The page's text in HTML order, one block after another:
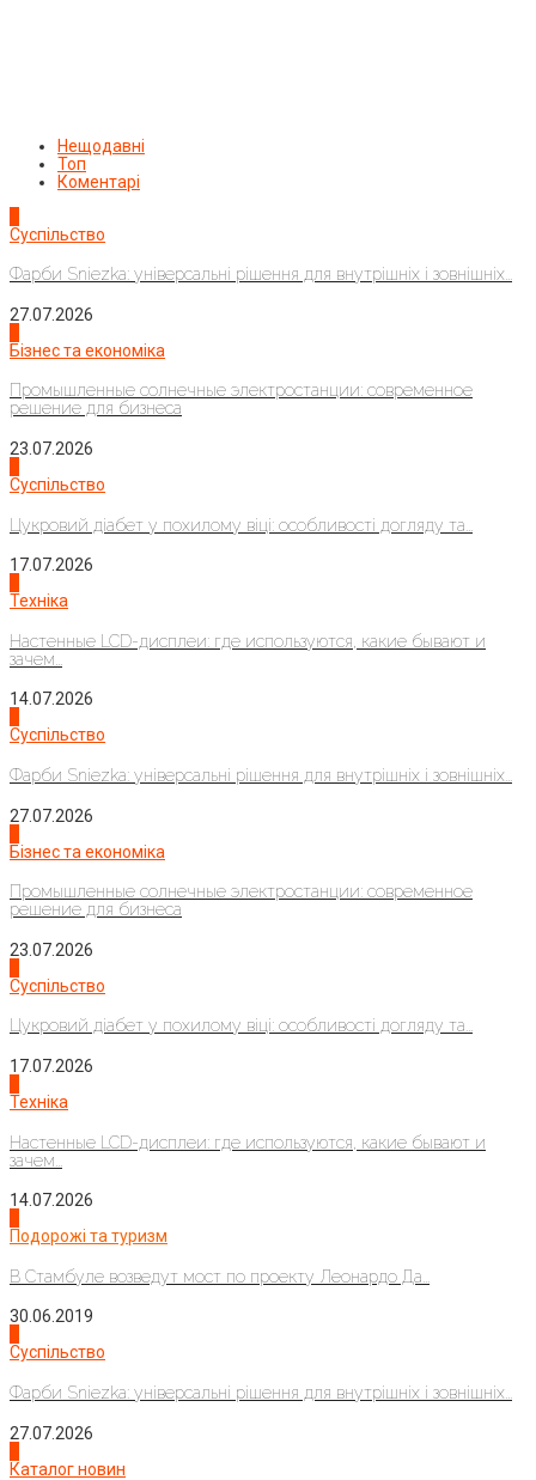
Нещодавні
Топ
Коментарі
Суспільство
Фарби Sniezka: універсальні рішення для внутрішніх і зовнішніх...
27.07.2026
Бізнес та економіка
Промышленные солнечные электростанции: современное
решение для бизнеса
23.07.2026
Суспільство
Цукровий діабет у похилому віці: особливості догляду та...
17.07.2026
Техніка
Настенные LCD-дисплеи: где используются, какие бывают и
зачем...
14.07.2026
Суспільство
Фарби Sniezka: універсальні рішення для внутрішніх і зовнішніх...
27.07.2026
Бізнес та економіка
Промышленные солнечные электростанции: современное
решение для бизнеса
23.07.2026
Суспільство
Цукровий діабет у похилому віці: особливості догляду та...
17.07.2026
Техніка
Настенные LCD-дисплеи: где используются, какие бывают и
зачем...
14.07.2026
Подорожі та туризм
В Стамбуле возведут мост по проекту Леонардо Да...
30.06.2019
Суспільство
Фарби Sniezka: універсальні рішення для внутрішніх і зовнішніх...
27.07.2026
Каталог новин